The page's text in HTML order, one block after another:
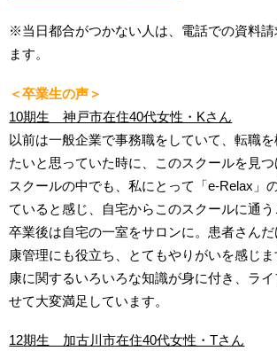
※当日都合がつかない人は、電話での資料
ます。
＜卒業生の声＞
10期生 神戸市在住40代女性・Kさん
以前は一般企業で事務職をしていて、転職
たいと思っていた時に、このスクールを見
スクールの中でも、私にとって「e-Relax」
ていると感じ、自宅からこのスクールに通う
卒業後は自宅の一室をサロンに。患者さん
康管理にも役立ち、とてもやりがいを感じ
康に関するいろいろな知識が身に付き、ラ
せて大変満足しています。
12期生 加古川市在住40代女性・Tさん